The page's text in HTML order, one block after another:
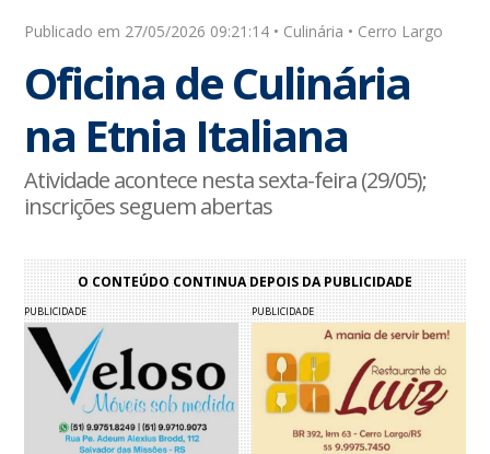
Publicado em 27/05/2026 09:21:14 • Culinária • Cerro Largo
Oficina de Culinária
na Etnia Italiana
Atividade acontece nesta sexta-feira (29/05);
inscrições seguem abertas
O CONTEÚDO CONTINUA DEPOIS DA PUBLICIDADE
PUBLICIDADE PUBLICIDADE